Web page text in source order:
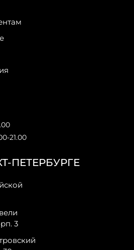
ПЕТЕРБУРГЕ
3
21.00